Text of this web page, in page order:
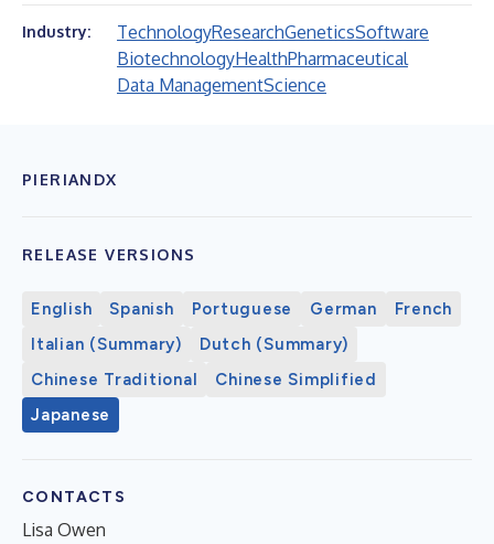
Industry: TechnologyResearchGeneticsSoftware
BiotechnologyHealthPharmaceutical
Data ManagementScience
PIERIANDX
RELEASE VERSIONS
English Spanish Portuguese German
French
Italian (Summary)
Dutch (Summary)
Chinese Traditional
Chinese Simplified
Japanese
CONTACTS
Lisa Owen